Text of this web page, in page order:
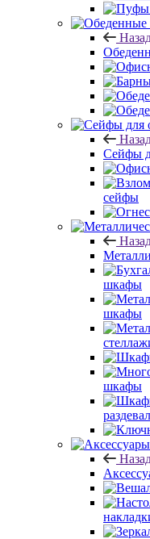
Сейфы
сейфы
шкафы
шкафы
шкафы